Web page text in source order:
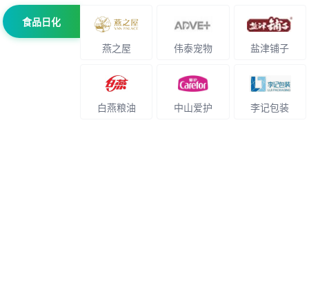
食品日化
燕之屋 伟泰宠物 盐津铺子
白燕粮油 中山爱护 李记包装